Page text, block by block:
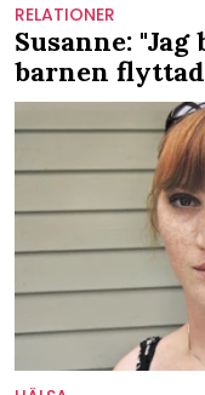
RELATIONER
Susanne:
barnen